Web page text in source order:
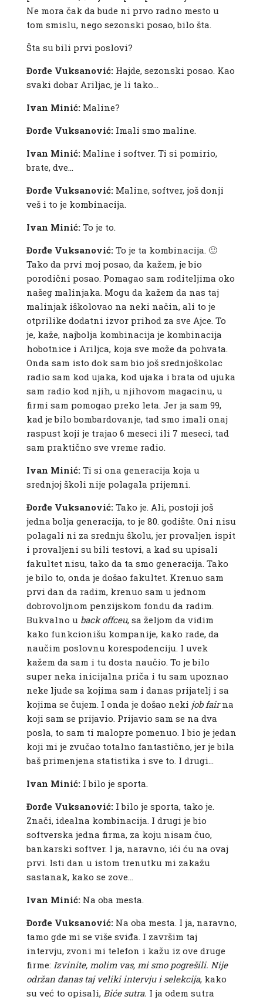
Ne mora čak da bude ni prvo radno mesto u
tom smislu, nego sezonski posao, bilo šta.
Šta su bili prvi poslovi?
Đorđe Vuksanović:Hajde, sezonski posao. Kao
svaki dobar Ariljac, je li tako…
Ivan Minić:Maline?
Đorđe Vuksanović:Imali smo maline.
Ivan Minić:Maline i softver. Ti si pomirio,
brate, dve…
Đorđe Vuksanović:Maline, softver, još donji
veš i to je kombinacija.
Ivan Minić:To je to.
Đorđe Vuksanović:To je ta kombinacija. 🙂
Tako da prvi moj posao, da kažem, je bio
porodični posao. Pomagao sam roditeljima oko
našeg malinjaka. Mogu da kažem da nas taj
malinjak iškolovao na neki način, ali to je
otprilike dodatni izvor prihod za sve Ajce. To
je, kaže, najbolja kombinacija je kombinacija
hobotnice i Ariljca, koja sve može da pohvata.
Onda sam isto dok sam bio još srednjoškolac
radio sam kod ujaka, kod ujaka i brata od ujuka
sam radio kod njih, u njihovom magacinu, u
firmi sam pomogao preko leta. Jer ja sam 99,
kad je bilo bombardovanje, tad smo imali onaj
raspust koji je trajao 6 meseci ili 7 meseci, tad
sam praktično sve vreme radio.
Ivan Minić:Ti si ona generacija koja u
srednjoj školi nije polagala prijemni.
Đorđe Vuksanović:Tako je. Ali, postoji još
jedna bolja generacija, to je 80. godište. Oni nisu
polagali ni za srednju školu, jer provaljen ispit
i provaljeni su bili testovi, a kad su upisali
fakultet nisu, tako da ta smo generacija. Tako
je bilo to, onda je došao fakultet. Krenuo sam
prvi dan da radim, krenuo sam u jednom
dobrovoljnom penzijskom fondu da radim.
Bukvalno u back offceu, sa željom da vidim
kako funkcionišu kompanije, kako rade, da
naučim poslovnu korespodenciju. I uvek
kažem da sam i tu dosta naučio. To je bilo
super neka inicijalna priča i tu sam upoznao
neke ljude sa kojima sam i danas prijatelj i sa
kojima se čujem. I onda je došao neki job fairna
koji sam se prijavio. Prijavio sam se na dva
posla, to sam ti malopre pomenuo. I bio je jedan
koji mi je zvučao totalno fantastično, jer je bila
baš primenjena statistika i sve to. I drugi…
Ivan Minić:I bilo je sporta.
Đorđe Vuksanović:I bilo je sporta, tako je.
Znači, idealna kombinacija. I drugi je bio
softverska jedna firma, za koju nisam čuo,
bankarski softver. I ja, naravno, ići ću na ovaj
prvi. Isti dan u istom trenutku mi zakažu
sastanak, kako se zove…
Ivan Minić:Na oba mesta.
Đorđe Vuksanović:Na oba mesta. I ja, naravno,
tamo gde mi se više sviđa. I završim taj
intervju, zvoni mi telefon i kažu iz ove druge
firme: Izvinite, molim vas, mi smo pogrešili. Nije
održan danas taj veliki intervju i selekcija, kako
su već to opisali, Biće sutra. I ja odem sutra